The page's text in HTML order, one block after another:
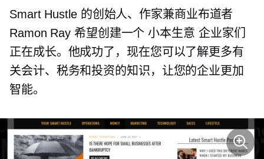
Smart Hustle 的创始人、作家兼商业布道者
Ramon Ray 希望创建一个小本生意 企业家们
正在成长。他成功了，现在您可以了解更多有
关会计、税务和投资的知识，让您的企业更加
智能。